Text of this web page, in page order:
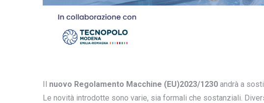
Il nuovo Regolamento Macchine (EU)2023/1230 andrà a
Le novità introdotte sono varie, sia formali che sostanziali.